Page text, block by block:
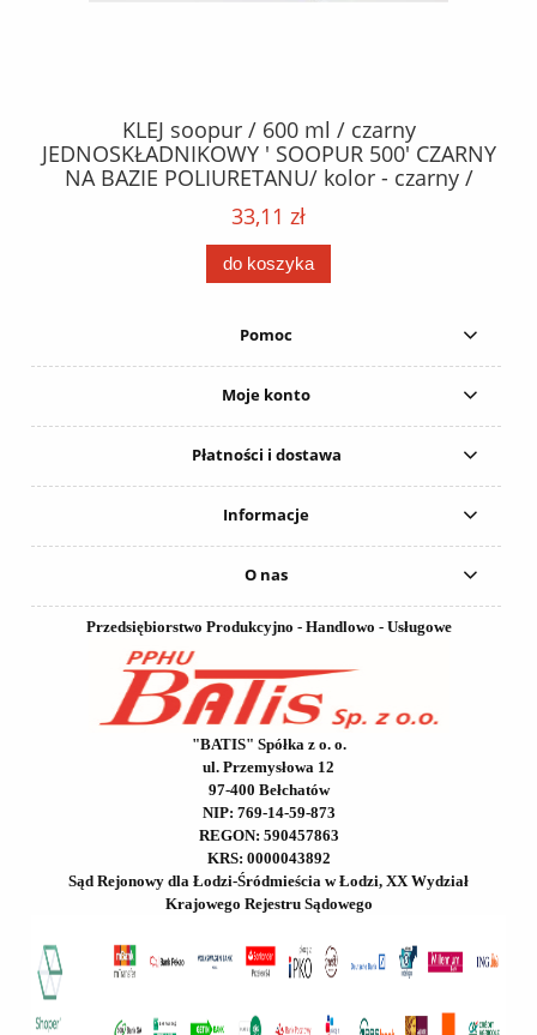
KLEJ soopur / 600 ml / czarny
JEDNOSKŁADNIKOWY ' SOOPUR 500' CZARNY
NA BAZIE POLIURETANU/ kolor - czarny /
karton 20 szt. / pistolet do kleju 307730 /
33,11 zł
do koszyka
Pomoc
Moje konto
Płatności i dostawa
Informacje
O nas
Przedsiębiorstwo Produkcyjno - Handlowo - Usługowe
"BATIS" Spółka z o. o.
ul. Przemysłowa 12
97-400 Bełchatów
NIP: 769-14-59-873
REGON: 590457863
KRS: 0000043892
Sąd Rejonowy dla Łodzi-Śródmieścia w Łodzi, XX Wydział
Krajowego Rejestru Sądowego